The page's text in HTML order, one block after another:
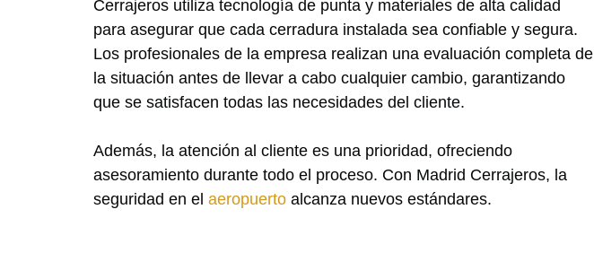
Cerrajeros utiliza tecnología de punta y materiales de alta calidad
para asegurar que cada cerradura instalada sea confiable y segura.
Los profesionales de la empresa realizan una evaluación completa de
la situación antes de llevar a cabo cualquier cambio, garantizando
que se satisfacen todas las necesidades del cliente.
Además, la atención al cliente es una prioridad, ofreciendo
asesoramiento durante todo el proceso. Con Madrid Cerrajeros, la
seguridad en el aeropuerto alcanza nuevos estándares.